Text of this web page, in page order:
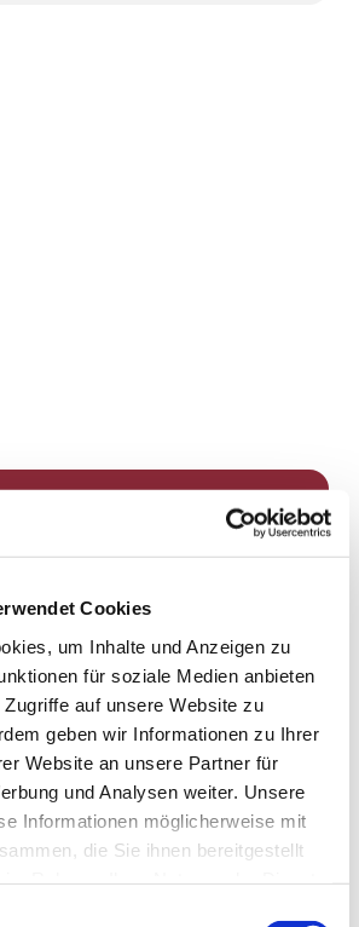
Cookies
um Inhalte und Anzeigen zu
für soziale Medien anbieten
auf unsere Website zu
geben wir Informationen zu Ihrer
Website an unsere Partner für
und Analysen weiter. Unsere
Informationen möglicherweise mit
die Sie ihnen bereitgestellt
Sie auch